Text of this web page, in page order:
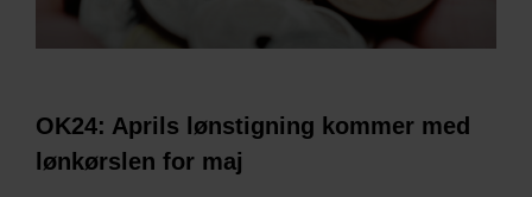
OK24: Aprils lønstigning kommer med
lønkørslen for maj